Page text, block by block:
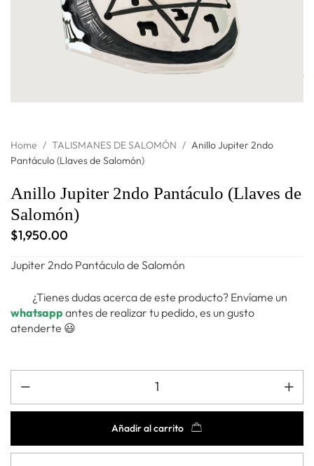
Home / TALISMANES DE SALOMÓN / Anillo Jupiter 2ndo
Pantáculo (Llaves de Salomón)
Anillo Jupiter 2ndo Pantáculo (Llaves de
Salomón)
$1,950.00
Jupiter 2ndo Pantáculo de Salomón
¿Tienes dudas acerca de este producto? Envíame un
whatsapp antes de realizar tu pedido, es un gusto
atenderte 😃
Añadir al carrito